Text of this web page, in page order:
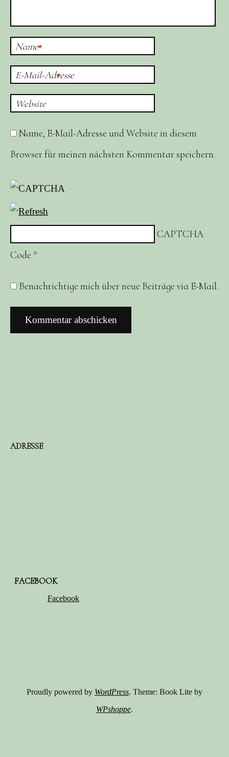
Name*
E-Mail-Adresse
*
Website
Name, E-Mail-Adresse und Website in diesem
Browser für meinen nächsten Kommentar speichern.
CAPTCHA
Code *
Benachrichtige mich über neue Beiträge via E-Mail.
ADRESSE
FACEBOOK
Facebook
Proudly powered by WordPress. Theme: Book Lite by
WPshoppe.